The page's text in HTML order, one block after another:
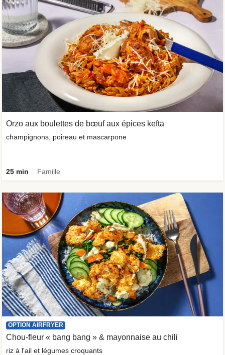
Orzo aux boulettes de bœuf aux épices kefta
champignons, poireau et mascarpone
25 min Famille
OPTION AIRFRYER
Chou-fleur « bang bang » & mayonnaise au chili
riz à l'ail et légumes croquants